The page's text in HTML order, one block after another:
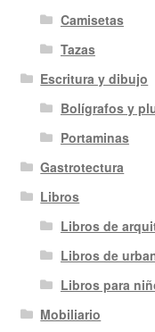
Camisetas
Tazas
Escritura y dibujo
Bolígrafos y
Portaminas
Gastrotectura
Libros
Libros de
Libros de
Libros para
Mobiliario